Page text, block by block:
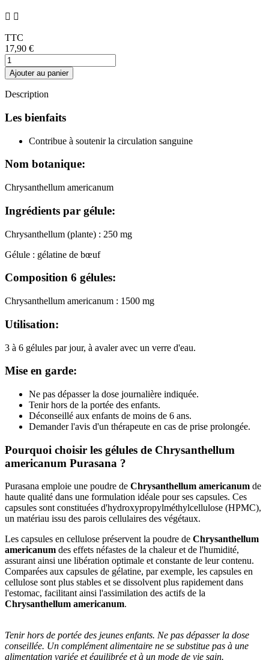
 
TTC
17,90 €
Ajouter au panier
Description
Les bienfaits
Contribue à soutenir la circulation sanguine
Nom botanique:
Chrysanthellum americanum
Ingrédients par gélule:
Chrysanthellum (plante) : 250 mg
Gélule : gélatine de bœuf
Composition 6 gélules:
Chrysanthellum americanum : 1500 mg
Utilisation:
3 à 6 gélules par jour, à avaler avec un verre d'eau.
Mise en garde:
Ne pas dépasser la dose journalière indiquée.
Tenir hors de la portée des enfants.
Déconseillé aux enfants de moins de 6 ans.
Demander l'avis d'un thérapeute en cas de prise prolongée.
Pourquoi choisir les gélules de Chrysanthellum
americanum Purasana ?
Purasana emploie une poudre de Chrysanthellum americanum de
haute qualité dans une formulation idéale pour ses capsules. Ces
capsules sont constituées d'hydroxypropylméthylcellulose (HPMC),
un matériau issu des parois cellulaires des végétaux.
Les capsules en cellulose préservent la poudre de Chrysanthellum
americanum des effets néfastes de la chaleur et de l'humidité,
assurant ainsi une libération optimale et constante de leur contenu.
Comparées aux capsules de gélatine, par exemple, les capsules en
cellulose sont plus stables et se dissolvent plus rapidement dans
l'estomac, facilitant ainsi l'assimilation des actifs de la
Chrysanthellum americanum.
Tenir hors de portée des jeunes enfants. Ne pas dépasser la dose
conseillée. Un complément alimentaire ne se substitue pas à une
alimentation variée et équilibrée et à un mode de vie sain.